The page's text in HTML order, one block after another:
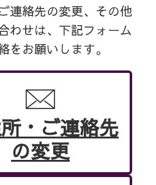
連絡先の変更、その他
わせは、下記フォーム
をお願いします。
・ご連絡先
の変更